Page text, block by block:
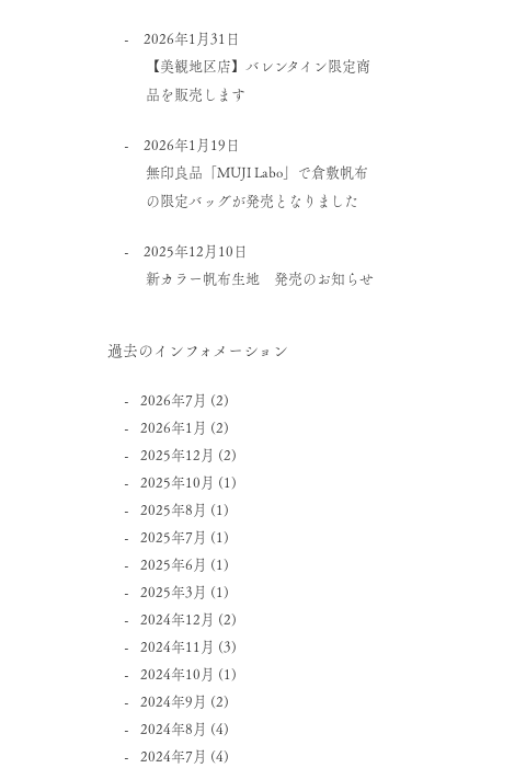
2026年1月31日
【美観地区店】バレンタイン限定商
品を販売します
2026年1月19日
無印良品「MUJI Labo」で倉敷帆布
の限定バッグが発売となりました
2025年12月10日
新カラー帆布生地 発売のお知らせ
過去のインフォメーション
2026年7月 (2)
2026年1月 (2)
2025年12月 (2)
2025年10月 (1)
2025年8月 (1)
2025年7月 (1)
2025年6月 (1)
2025年3月 (1)
2024年12月 (2)
2024年11月 (3)
2024年10月 (1)
2024年9月 (2)
2024年8月 (4)
2024年7月 (4)